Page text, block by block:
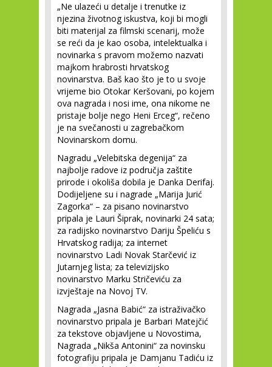
„Ne ulazeći u detalje i trenutke iz
njezina životnog iskustva, koji bi mogli
biti materijal za filmski scenarij, može
se reći da je kao osoba, intelektualka i
novinarka s pravom možemo nazvati
majkom hrabrosti hrvatskog
novinarstva. Baš kao što je to u svoje
vrijeme bio Otokar Keršovani, po kojem
ova nagrada i nosi ime, ona nikome ne
pristaje bolje nego Heni Erceg“, rečeno
je na svečanosti u zagrebačkom
Novinarskom domu.
Nagradu „Velebitska degenija“ za
najbolje radove iz područja zaštite
prirode i okoliša dobila je Dankа Derifaj.
Dodijeljene su i nagrade „Marija Jurić
Zagorka“ – za pisano novinarstvo
pripala je Lauri Šiprak, novinarki 24 sata;
za radijsko novinarstvo Dariju Špeliću s
Hrvatskog radija; za internet
novinarstvo Ladi Novak Starčević iz
Jutarnjeg lista; za televizijsko
novinarstvo Marku Stričeviću za
izvještaje na Novoj TV.
Nagrada „Jasna Babić“ za istraživačko
novinarstvo pripala je Barbari Matejčić
za tekstove objavljene u Novostima,
Nagrada „Nikša Antonini“ za novinsku
fotografiju pripala je Damjanu Tadiću iz